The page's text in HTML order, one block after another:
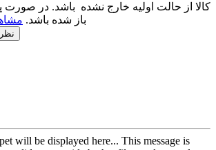
کالا از حالت اولیه خارج نشده باشد. در صورت
باز شده باشد.
will be displayed here... This message is